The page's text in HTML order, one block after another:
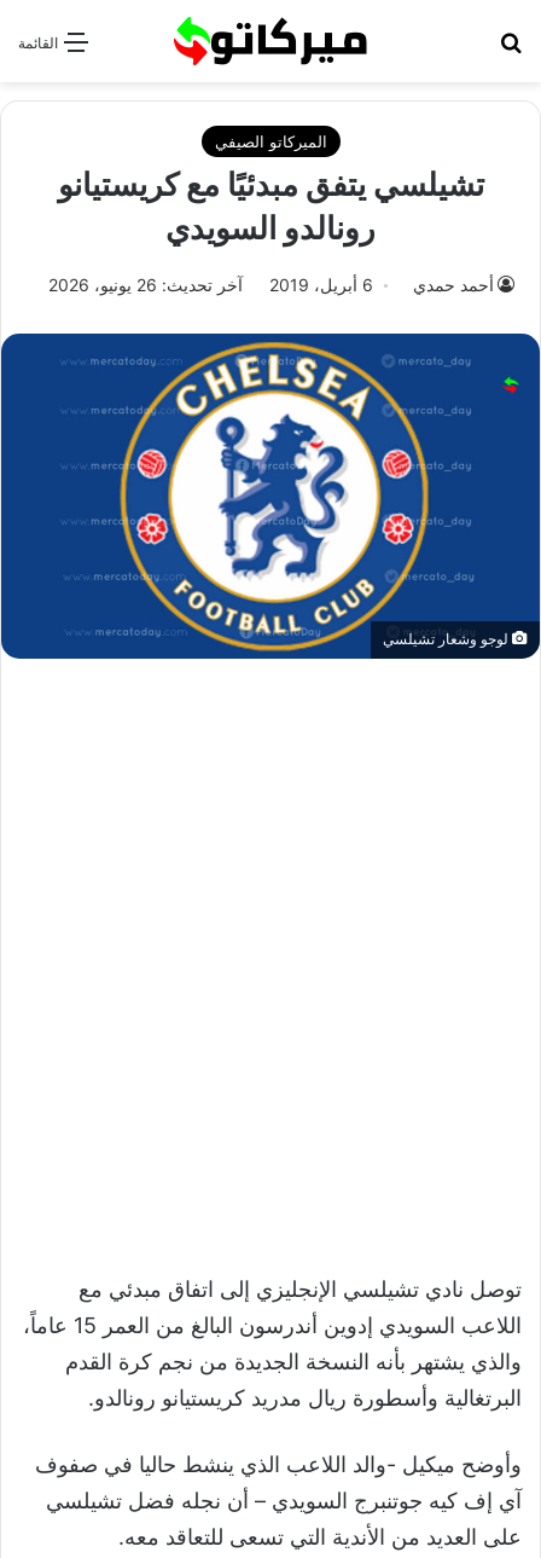
القائمة
الميركاتو الصيفي
تشيلسي يتفق مبدئيًا مع كريستيانو
رونالدو السويدي
أحمد حمدي 6 أبريل، 2019 آخر تحديث: 26 يونيو، 2026
لوجو وشعار تشيلسي
توصل نادي تشيلسي الإنجليزي إلى اتفاق مبدئي مع
اللاعب السويدي إدوين أندرسون البالغ من العمر 15 عاماً،
والذي يشتهر بأنه النسخة الجديدة من نجم كرة القدم
البرتغالية وأسطورة ريال مدريد كريستيانو رونالدو.
وأوضح ميكيل -والد اللاعب الذي ينشط حاليا في صفوف
آي إف كيه جوتنبرج السويدي – أن نجله فضل تشيلسي
على العديد من الأندية التي تسعى للتعاقد معه.